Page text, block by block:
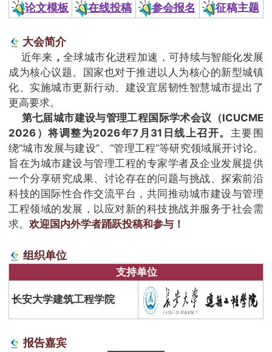
论文模板 在线投稿 参会报名 征稿主题
大会简介
近年来 ，全球城市化进程加速，可持续与智能化发展
成为核心议题。国家也对于推进以人为核心的新型城镇
化、实施城市更新行动、建设宜居韧性智慧城市提出了
更高要求。
第七届城市建设与管理工程国际学术会议（ICUCME
2026）将调整为2026年7月31日线上召开。 主要围
绕“城市发展与建设”、“管理工程”等研究领域展开讨论。
旨在为城市建设与管理工程的专家学者及企业发展提供
一个分享研究成果、讨论存在的问题与挑战、探索前沿
科技的国际性合作交流平台，共同推动城市建设与管理
工程领域的发展，以应对新的科技挑战并服务于社会需
求。 欢迎国内外学者踊跃投稿和参与！
组织单位
支持单位
长安大学建筑工程学院
报告嘉宾